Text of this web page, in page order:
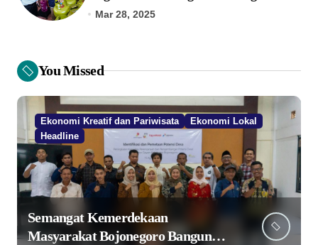
LPG 3 Kg
Mar 28, 2025
You Missed
Ekonomi Kreatif dan Pariwisata
Ekonomi Lokal
Headline
Semangat Kemerdekaan
Masyarakat Bojonegoro Bangun